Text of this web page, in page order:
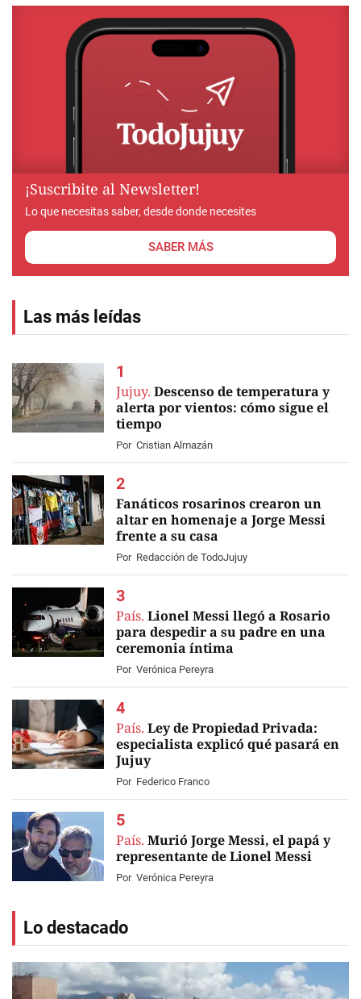
¡Suscribite al Newsletter!
Lo que necesitas saber, desde donde necesites
SABER MÁS
Las más leídas
Jujuy. Descenso de temperatura y
alerta por vientos: cómo sigue el
tiempo
Por Cristian Almazán
Fanáticos rosarinos crearon un
altar en homenaje a Jorge Messi
frente a su casa
Por Redacción de TodoJujuy
País. Lionel Messi llegó a Rosario
para despedir a su padre en una
ceremonia íntima
Por Verónica Pereyra
País. Ley de Propiedad Privada:
especialista explicó qué pasará en
Jujuy
Por Federico Franco
País. Murió Jorge Messi, el papá y
representante de Lionel Messi
Por Verónica Pereyra
Lo destacado